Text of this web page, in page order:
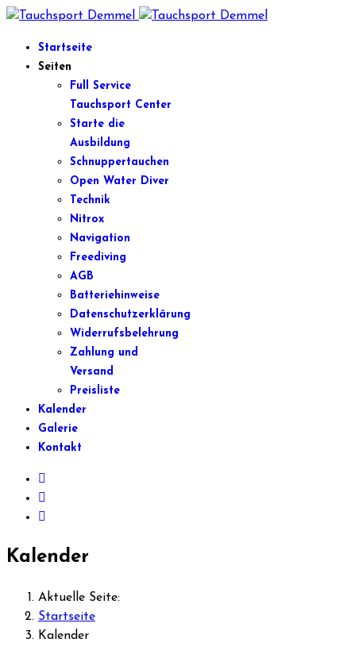
Startseite
Seiten
Full Service
Tauchsport Center
Starte die
Ausbildung
Schnuppertauchen
Open Water Diver
Technik
Nitrox
Navigation
Freediving
AGB
Batteriehinweise
Datenschutzerklärung
Widerrufsbelehrung
Zahlung und
Versand
Preisliste
Kalender
Galerie
Kontakt
Kalender
Aktuelle Seite:
Startseite
Kalender